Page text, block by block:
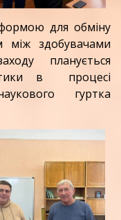
для обміну
між здобувачами
планується
в процесі
гуртка